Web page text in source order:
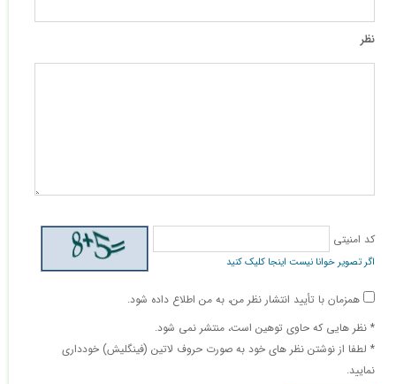
نظر
کد امنیتی
اگر تصویر خوانا نیست اینجا کلیک کنید
همزمان با تأیید انتشار نظر من، به من اطلاع داده شود.
* نظر هایی كه حاوی توهین است، منتشر نمی شود.
* لطفا از نوشتن نظر های خود به صورت حروف لاتین (فینگلیش) خودداری
نمایید.